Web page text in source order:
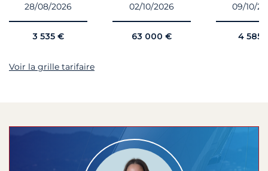
28/08/2026
3 535 €
02/10/2026
63 000 €
09/10/
4 585
Voir la grille tarifaire